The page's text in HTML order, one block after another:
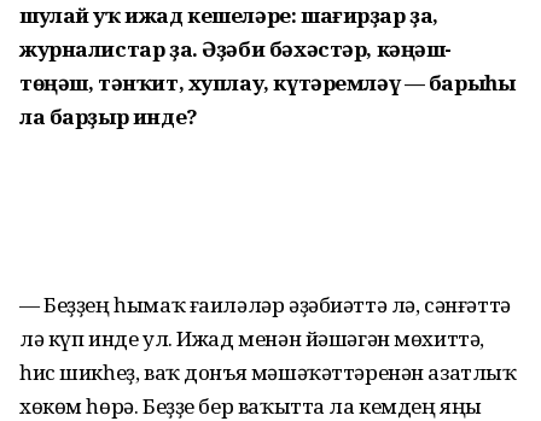
шулай уҡ ижад кешеләре: шағирҙар ҙа,
журналистар ҙа. Әҙәби бәхәстәр, кәңәш-
төңәш, тәнҡит, хуплау, күтәремләү — барыһы
ла барҙыр инде?
— Беҙҙең һымаҡ ғаиләләр әҙәбиәттә лә, сәнғәттә
лә күп инде ул. Ижад менән йәшәгән мөхиттә,
һис шикһеҙ, ваҡ донъя мәшәҡәттәренән азатлыҡ
хөкөм һөрә. Беҙҙе бер ваҡытта ла кемдең яңы